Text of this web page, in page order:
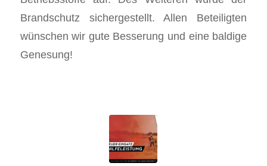
Brandschutz sichergestellt. Allen Beteiligten
wünschen wir gute Besserung und eine baldige
Genesung!